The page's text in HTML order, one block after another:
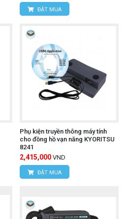
ĐẶT MUA
Phụ kiện truyền thông máy tính
cho đồng hồ vạn năng KYORITSU
8241
2,415,000 VND
ĐẶT MUA